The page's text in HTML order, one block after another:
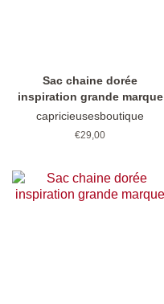
Sac chaine dorée
inspiration grande marque
capricieusesboutique
Prix
€29,00